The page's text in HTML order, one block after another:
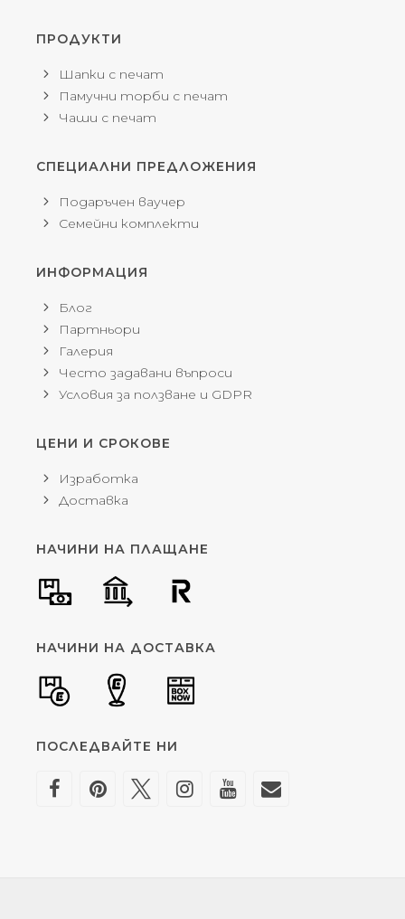
ПРОДУКТИ
Шапки с печат
Памучни торби с печат
Чаши с печат
СПЕЦИАЛНИ ПРЕДЛОЖЕНИЯ
Подаръчен ваучер
Семейни комплекти
ИНФОРМАЦИЯ
Блог
Партньори
Галерия
Често задавани въпроси
Условия за ползване и GDPR
ЦЕНИ И СРОКОВЕ
Изработка
Доставка
НАЧИНИ НА ПЛАЩАНЕ
НАЧИНИ НА ДОСТАВКА
ПОСЛЕДВАЙТЕ НИ